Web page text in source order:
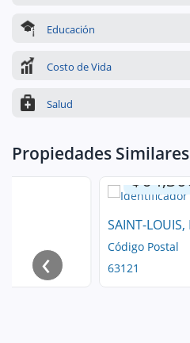
Educación
Costo de Vida
Salud
Propiedades Similares
$64,300
SAINT-LOUIS, MO
Código Postal
63121
Dorm
3
Bañ
‹